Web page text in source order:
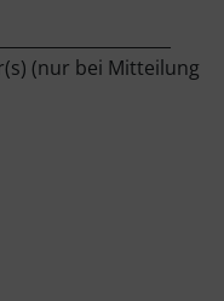
(nur bei Mitteilung